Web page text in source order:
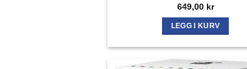
649,00 kr
LEGG I KURV